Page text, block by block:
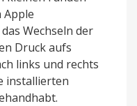
Apple
Wechseln der
Druck aufs
links und rechts
installierten